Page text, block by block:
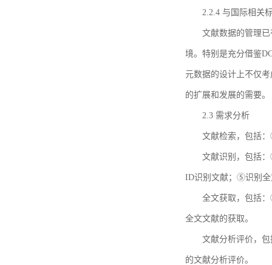
2.2.4 与国际相关
文献数据的管理
境。特别是充分借鉴
元数据的设计上不仅
的扩展和发展的需要。
2.3 需求分析
文献检索，包括
文献识别，包括
ID识别文献；⑤识别全
全文获取，包括
全文文献的获取。
文献分析评价，
的文献分析评价。